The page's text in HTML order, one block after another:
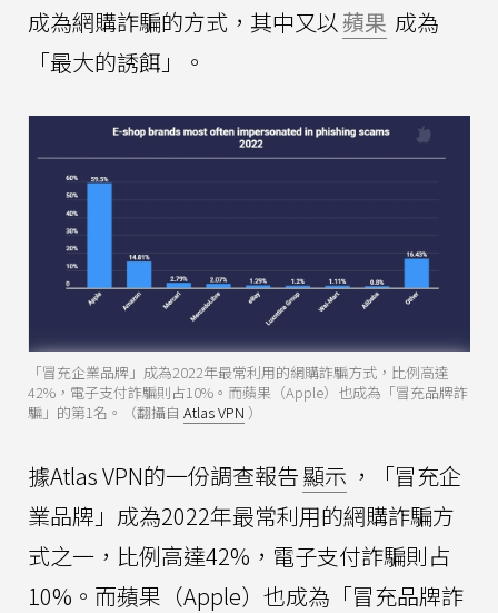
成為網購詐騙的方式，其中又以蘋果 成為
「最大的誘餌」。
「冒充企業品牌」成為2022年最常利用的網購詐騙方式，比例高達
42%，電子支付詐騙則占10%。而蘋果（Apple）也成為「冒充品牌詐
騙」的第1名。（翻攝自 Atlas VPN ）
據Atlas VPN的一份調查報告顯示 ，「冒充企
業品牌」成為2022年最常利用的網購詐騙方
式之一，比例高達42%，電子支付詐騙則占
10%。而蘋果（Apple）也成為「冒充品牌詐